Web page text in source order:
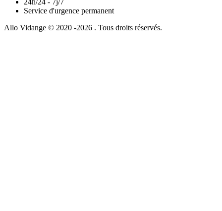
Service d'urgence permanent
Allo Vidange © 2020 -2026 . Tous droits réservés.